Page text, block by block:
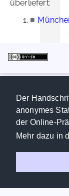
Der
anonymes
der Online-
Mehr dazu in
überliefert:
■